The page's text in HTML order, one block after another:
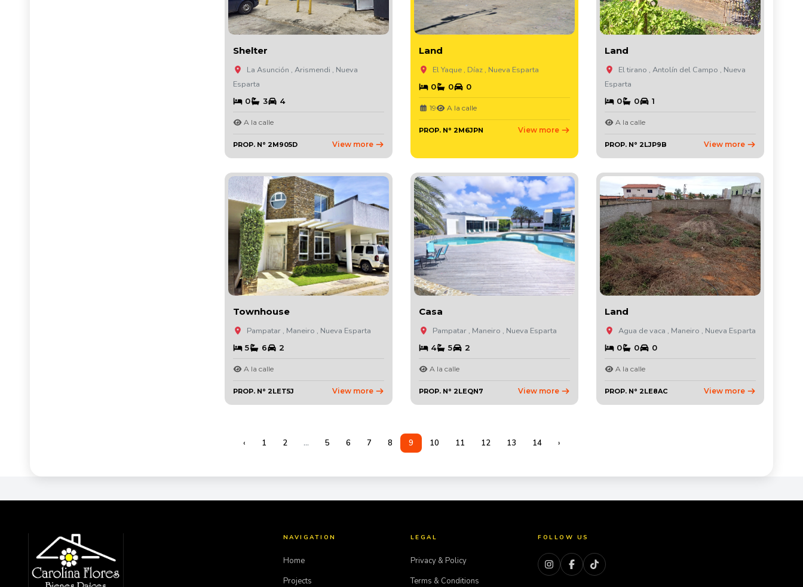
Shelter
La Asunción , Arismendi , Nueva
Esparta
0 3 4
A la calle
PROP. N° 2M905D View more
Land
El Yaque , Díaz , Nueva Esparta
0 0 0
19 A la calle
PROP. N° 2M6JPN View more
Land
El tirano , Antolín del Campo , Nueva
Esparta
0 0 1
A la calle
PROP. N° 2LJP9B View more
Townhouse
Pampatar , Maneiro , Nueva Esparta
5 6 2
A la calle
PROP. N° 2LET5J View more
Casa
Pampatar , Maneiro , Nueva Esparta
4 5 2
A la calle
PROP. N° 2LEQN7 View more
Land
Agua de vaca , Maneiro , Nueva Esparta
0 0 0
A la calle
PROP. N° 2LE8AC View more
‹ 1 2 ... 5 6 7 8 9 10 11 12 13 14 ›
NAVIGATION
Home
Projects
LEGAL
Privacy & Policy
Terms & Conditions
FOLLOW US